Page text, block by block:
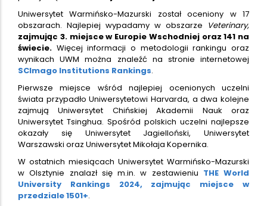
Uniwersytet Warmińsko-Mazurski został oceniony w 17
obszarach. Najlepiej wypadamy w obszarze Veterinary,
zajmując 3. miejsce w Europie Wschodniej oraz 141 na
świecie. Więcej informacji o metodologii rankingu oraz
wynikach UWM można znaleźć na stronie internetowej
SCImago Institutions Rankings.
Pierwsze miejsce wśród najlepiej ocenionych uczelni
świata przypadło Uniwersytetowi Harvarda, a dwa kolejne
zajmują Uniwersytet Chińskiej Akademii Nauk oraz
Uniwersytet Tsinghua. Spośród polskich uczelni najlepsze
okazały się Uniwersytet Jagielloński, Uniwersytet
Warszawski oraz Uniwersytet Mikołaja Kopernika.
W ostatnich miesiącach Uniwersytet Warmińsko-Mazurski
w Olsztynie znalazł się m.in. w zestawieniu THE World
University Rankings 2024, zajmując miejsce w
przedziale 1501+.